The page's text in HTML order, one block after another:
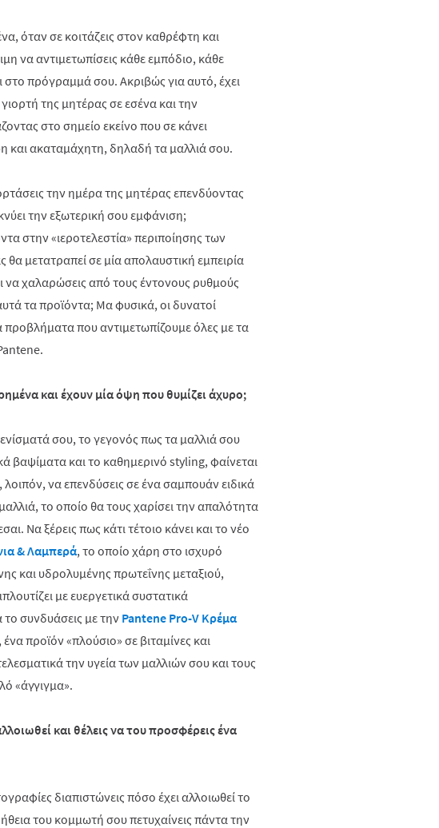
όταν σε κοιτάζεις στον καθρέφτη και
να αντιμετωπίσεις κάθε εμπόδιο, κάθε
πρόγραμμά σου. Ακριβώς για αυτό, έχει
της μητέρας σε εσένα και την
στο σημείο εκείνο που σε κάνει
και ακαταμάχητη, δηλαδή τα μαλλιά σου.
την ημέρα της μητέρας επενδύοντας
την εξωτερική σου εμφάνιση;
στην «ιεροτελεστία» περιποίησης των
μετατραπεί σε μία απολαυστική εμπειρία
χαλαρώσεις από τους έντονους ρυθμούς
τα προϊόντα; Μα φυσικά, οι δυνατοί
προβλήματα που αντιμετωπίζουμε όλες με τα
.
και έχουν μία όψη που θυμίζει άχυρο;
σου, το γεγονός πως τα μαλλιά σου
βαψίματα και το καθημερινό styling, φαίνεται
να επενδύσεις σε ένα σαμπουάν ειδικά
το οποίο θα τους χαρίσει την απαλότητα
Να ξέρεις πως κάτι τέτοιο κάνει και το νέο
& Λαμπερά, το οποίο χάρη στο ισχυρό
και υδρολυμένης πρωτεΐνης μεταξιού,
με ευεργετικά συστατικά
συνδυάσεις με την Pantene Pro-V Κρέμα
, ένα προϊόν «πλούσιο» σε βιταμίνες και
την υγεία των μαλλιών σου και τους
«άγγιγμα».
και θέλεις να του προσφέρεις ένα
διαπιστώνεις πόσο έχει αλλοιωθεί το
του κομμωτή σου πετυχαίνεις πάντα την